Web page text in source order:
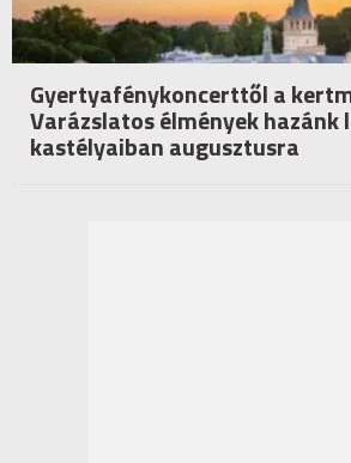
Gyertyafénykoncerttől a
Varázslatos élmények hazánk
kastélyaiban augusztusra